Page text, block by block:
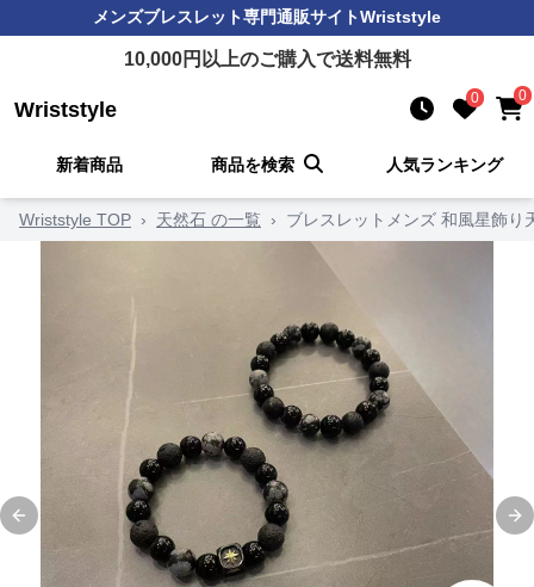
メンズブレスレット専門通販サイトWriststyle
10,000円以上のご購入で送料無料
Wriststyle 0 0
新着商品 商品を検索 人気ランキング
Wriststyle TOP › 天然石 の一覧 › ブレスレットメンズ 和風星飾り
Previous slide